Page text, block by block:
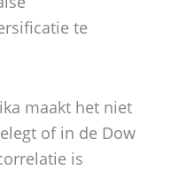
te
maakt het niet
of in de Dow
is